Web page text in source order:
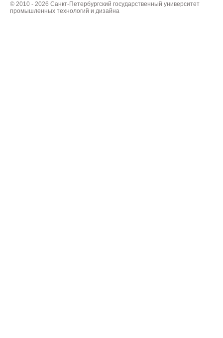
© 2010 - 2026 Санкт-Петербургский государственный университет
промышленных технологий и дизайна